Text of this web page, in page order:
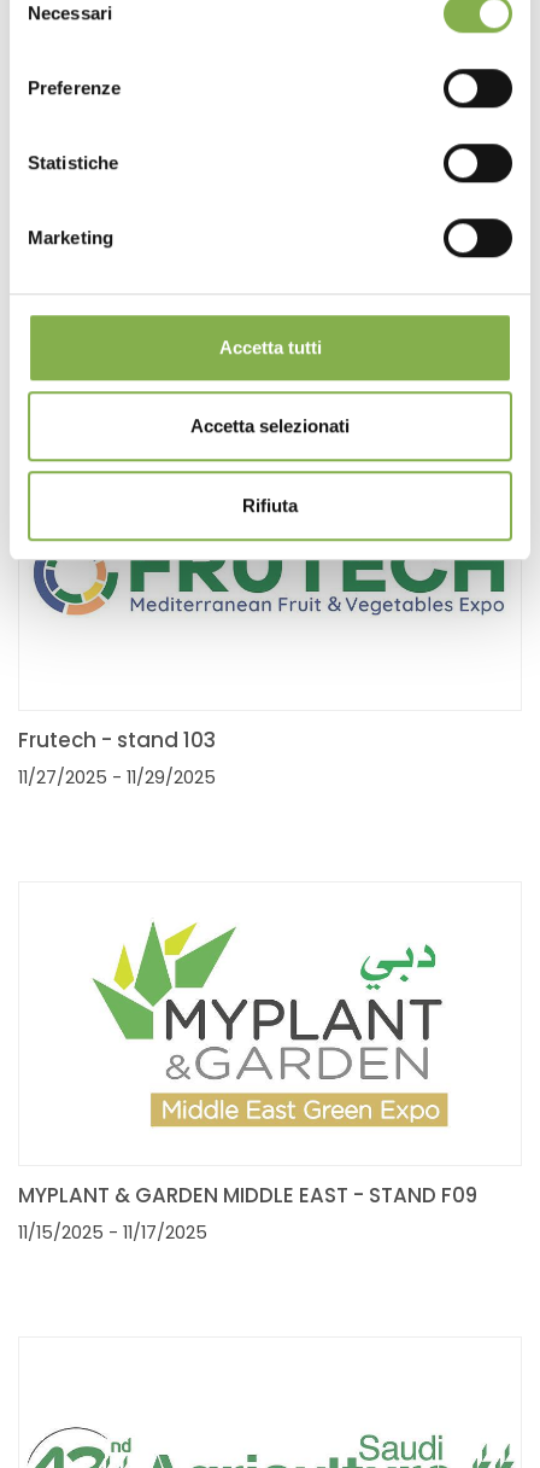
delNecessari
Preferenze
Statistiche
Marketing
Accetta tutti
Accetta selezionati
Rifiuta
01/07/2026 - 01/09/2026
Frutech - stand 103
11/27/2025 - 11/29/2025
MYPLANT & GARDEN MIDDLE EAST - STAND F09
11/15/2025 - 11/17/2025